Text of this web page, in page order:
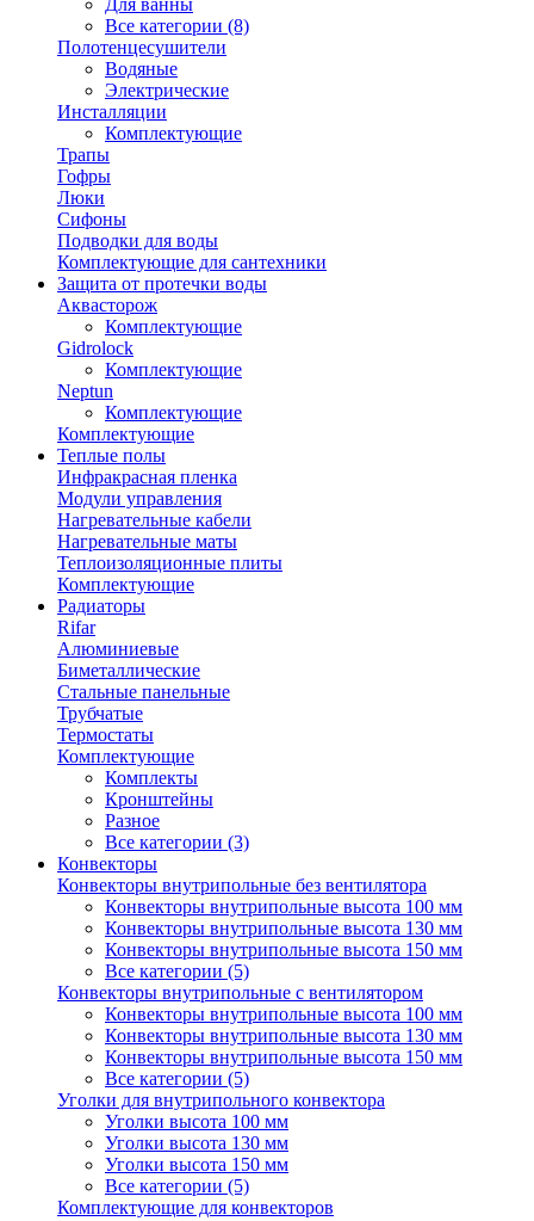
Для ванны
Все категории (8)
Полотенцесушители
Водяные
Электрические
Инсталляции
Комплектующие
Трапы
Гофры
Люки
Сифоны
Подводки для воды
Комплектующие для сантехники
Защита от протечки воды
Аквасторож
Комплектующие
Gidrolock
Комплектующие
Neptun
Комплектующие
Комплектующие
Теплые полы
Инфракрасная пленка
Модули управления
Нагревательные кабели
Нагревательные маты
Теплоизоляционные плиты
Комплектующие
Радиаторы
Rifar
Алюминиевые
Биметаллические
Стальные панельные
Трубчатые
Термостаты
Комплектующие
Комплекты
Кронштейны
Разное
Все категории (3)
Конвекторы
Конвекторы внутрипольные без вентилятора
Конвекторы внутрипольные высота 100 мм
Конвекторы внутрипольные высота 130 мм
Конвекторы внутрипольные высота 150 мм
Все категории (5)
Конвекторы внутрипольные с вентилятором
Конвекторы внутрипольные высота 100 мм
Конвекторы внутрипольные высота 130 мм
Конвекторы внутрипольные высота 150 мм
Все категории (5)
Уголки для внутрипольного конвектора
Уголки высота 100 мм
Уголки высота 130 мм
Уголки высота 150 мм
Все категории (5)
Комплектующие для конвекторов